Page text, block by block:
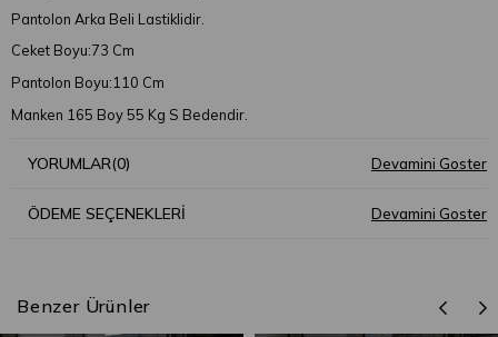
Pantolon Arka Beli Lastiklidir.
Ceket Boyu:73 Cm
Pantolon Boyu:110 Cm
Manken 165 Boy 55 Kg S Bedendir.
YORUMLAR(0)
ÖDEME SEÇENEKLERI
Benzer Ürünler